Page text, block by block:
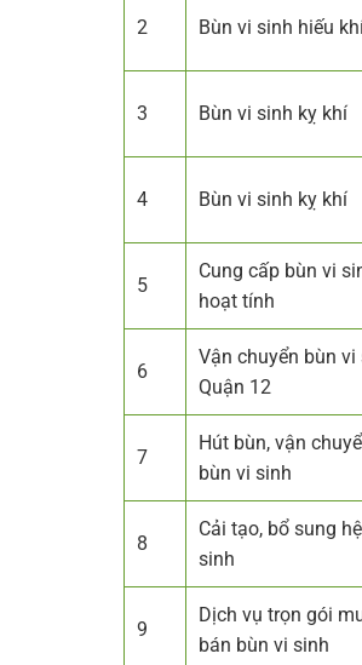
2 Bùn vi sinh hiếu
3 Bùn vi sinh kỵ khí
4 Bùn vi sinh kỵ khí
5
Cung cấp bùn vi
hoạt tính
6
Vận chuyển bùn vi
Quận 12
7
Hút bùn, vận
bùn vi sinh
8
Cải tạo, bổ sung
sinh
9
Dịch vụ trọn gói
bán bùn vi sinh